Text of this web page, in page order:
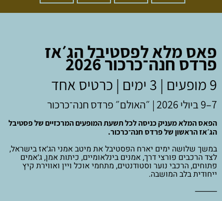
פאס מלא לפסטיבל הג׳אז
פרדס חנה־כרכור 2026
9 מופעים | 3 ימים | כרטיס אחד
7–9 ביולי 2026 | ״האולם״ פרדס חנה־כרכור
הפאס המלא מעניק כניסה לכל תשעת המופעים המרכזיים של פסטיבל
הג׳אז הראשון של פרדס חנה־כרכור.
במשך שלושה ימים יארח הפסטיבל את מיטב אמני הג׳אז בישראל,
לצד הרכבים פורצי דרך, אמנים בינלאומיים, כיתות אמן, ג׳אמים
פתוחים, הרכבי נוער וסטודנטים, מתחמי אוכל ויין ואווירת קיץ
ייחודית בלב המושבה.
⸻